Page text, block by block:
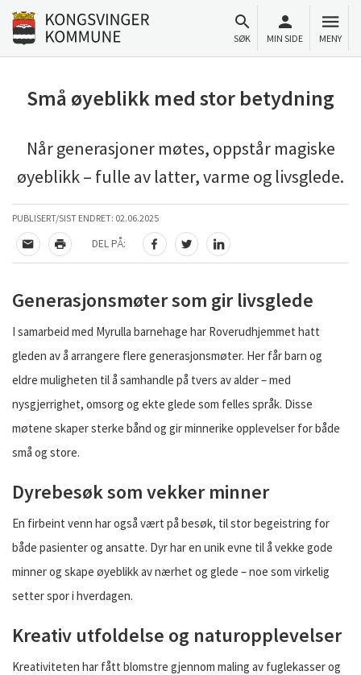
Til innhold
Gå til forsiden
SØK MIN SIDE MENY
Små øyeblikk med stor betydning
Når generasjoner møtes, oppstår magiske
øyeblikk – fulle av latter, varme og livsglede.
PUBLISERT/SIST ENDRET: 02.06.2025
TIPS EN VENN
SKRIV UT
DEL PÅ:
DEL PÅ FACEBOOK
DEL PÅ TWITTER
DEL PÅ LINKEDIN
Generasjonsmøter som gir livsglede
I samarbeid med Myrulla barnehage har Roverudhjemmet hatt
gleden av å arrangere flere generasjonsmøter. Her får barn og
eldre muligheten til å samhandle på tvers av alder – med
nysgjerrighet, omsorg og ekte glede som felles språk. Disse
møtene skaper sterke bånd og gir minnerike opplevelser for både
små og store.
Dyrebesøk som vekker minner
En firbeint venn har også vært på besøk, til stor begeistring for
både pasienter og ansatte. Dyr har en unik evne til å vekke gode
minner og skape øyeblikk av nærhet og glede – noe som virkelig
setter spor i hverdagen.
Kreativ utfoldelse og naturopplevelser
Kreativiteten har fått blomstre gjennom maling av fuglekasser og